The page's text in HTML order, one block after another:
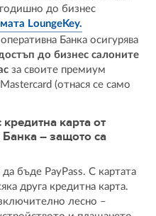
годишно до бизнес
LoungeKey.
Банка осигурява
до бизнес салоните
за своите премиум
(отнася се само
карта от
– защото са
бъде PayPass. С картата
друга кредитна карта.
лесно –